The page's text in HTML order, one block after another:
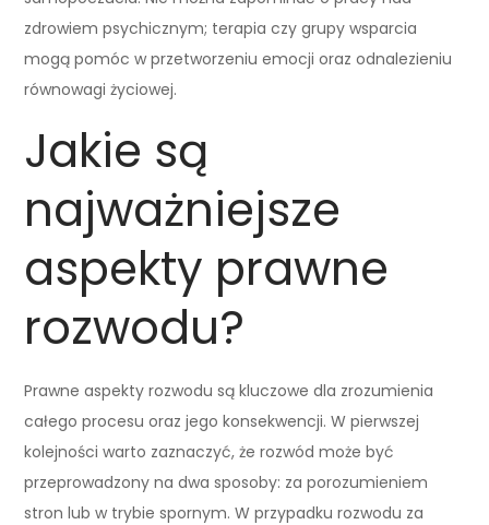
zdrowiem psychicznym; terapia czy grupy wsparcia
mogą pomóc w przetworzeniu emocji oraz odnalezieniu
równowagi życiowej.
Jakie są
najważniejsze
aspekty prawne
rozwodu?
Prawne aspekty rozwodu są kluczowe dla zrozumienia
całego procesu oraz jego konsekwencji. W pierwszej
kolejności warto zaznaczyć, że rozwód może być
przeprowadzony na dwa sposoby: za porozumieniem
stron lub w trybie spornym. W przypadku rozwodu za